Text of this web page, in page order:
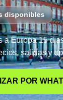
disponibles
a Europa 15
salidas y
POR